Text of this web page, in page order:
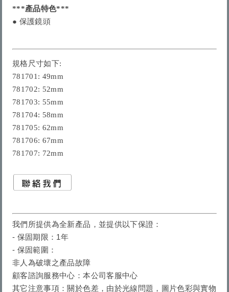
***產品特色***
● 保護鏡頭
規格尺寸如下:
781701: 49mm
781702: 52mm
781703: 55mm
781704: 58mm
781705: 62mm
781706: 67mm
781707: 72mm
我們所提供為全新產品，並提供以下保證：
- 保固期限：1年
- 保固範圍：
非人為破壞之產品故障
顧客諮詢服務中心：本公司客服中心
其它注意事項： 關於色差，由於光線問題，圖片色彩與實物